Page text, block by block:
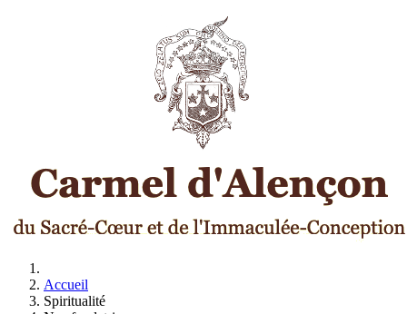
Accueil
Spiritualité